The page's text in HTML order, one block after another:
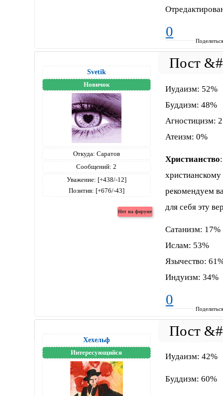
0
Svetik
Новичок
Откуда: Саратов
Сообщений: 2
Уважение: [+438/-12]
Позитив: [+676/-43]
Иудаизм: 52%
Буддизм: 48%
Агностицизм:
Атеизм: 0%
Христианство
рекомендуем
для себя эту
Сатанизм: 17%
Ислам: 53%
Язычество:
Индуизм: 34%
0
Хехельф
Интересующийся Иудаизм: 42%
Буддизм: 60%